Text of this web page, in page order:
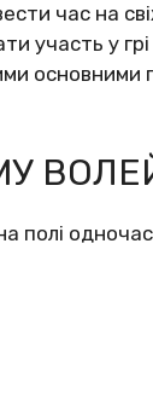
час на
участь у
основними
полі